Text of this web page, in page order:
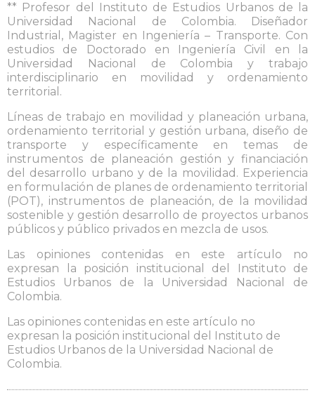
** Profesor del Instituto de Estudios Urbanos de la
Universidad Nacional de Colombia. Diseñador
Industrial, Magister en Ingeniería – Transporte. Con
estudios de Doctorado en Ingeniería Civil en la
Universidad Nacional de Colombia y trabajo
interdisciplinario en movilidad y ordenamiento
territorial.
Líneas de trabajo en movilidad y planeación urbana,
ordenamiento territorial y gestión urbana, diseño de
transporte y específicamente en temas de
instrumentos de planeación gestión y financiación
del desarrollo urbano y de la movilidad. Experiencia
en formulación de planes de ordenamiento territorial
(POT), instrumentos de planeación, de la movilidad
sostenible y gestión desarrollo de proyectos urbanos
públicos y público privados en mezcla de usos.
Las opiniones contenidas en este artículo no
expresan la posición institucional del Instituto de
Estudios Urbanos de la Universidad Nacional de
Colombia.
Las opiniones contenidas en este artículo no
expresan la posición institucional del Instituto de
Estudios Urbanos de la Universidad Nacional de
Colombia.